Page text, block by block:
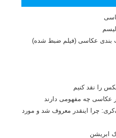
بندی عکاسی (فیلم ضبط شده)
را نقد کنیم
عکاسی چه مفهومی دارند
چرا اینقدر معروف شد و مورد
ابریشن